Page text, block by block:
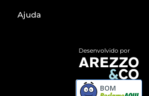
Termos de Uso
Ajuda
Compre pelo WhatsApp
Desenvolvido por
BOM